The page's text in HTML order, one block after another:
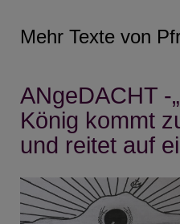
Mehr Texte von
ANgeDACHT -
König kommt
und reitet auf